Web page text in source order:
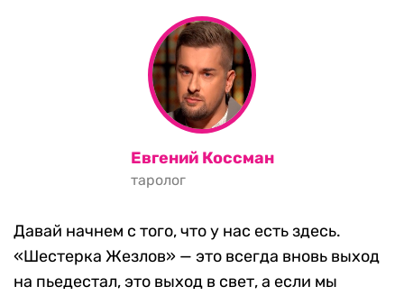
Евгений Коссман
таролог
Давай начнем с того, что у нас есть здесь.
«Шестерка Жезлов» — это всегда вновь выход
на пьедестал, это выход в свет, а если мы